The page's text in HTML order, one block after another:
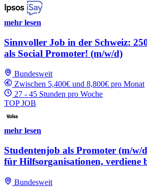
mehr lesen
Sinnvoller Job in der Schweiz:
als Social Promoter! (m/w/d)
Bundesweit
Zwischen 5,400€ und 8,800€ pro Monat
27 - 45 Stunden pro Woche
TOP JOB
mehr lesen
Studentenjob als Promoter (m/
für Hilfsorganisationen, verdiene
Bundesweit